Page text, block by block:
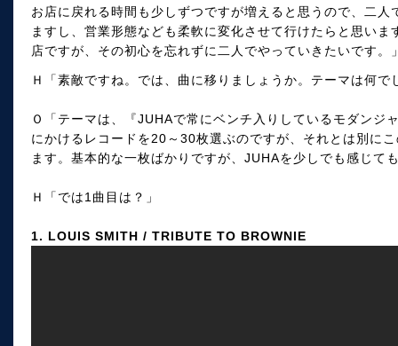
お店に戻れる時間も少しずつですが増えると思うので、二
ますし、営業形態なども柔軟に変化させて行けたらと思い
店ですが、その初心を忘れずに二人でやっていきたいです。
Ｈ「素敵ですね。では、曲に移りましょうか。テーマは何で
Ｏ「テーマは、『JUHAで常にベンチ入りしているモダンジ
にかけるレコードを20～30枚選ぶのですが、それとは別に
ます。基本的な一枚ばかりですが、JUHAを少しでも感じて
Ｈ「では1曲目は？」
1. LOUIS SMITH / TRIBUTE TO BROWNIE